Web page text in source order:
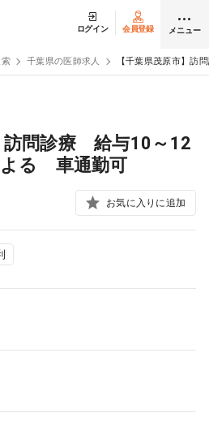
ログイン 会員登録 メニュー
支援
千葉県の医師求人 【千葉県茂原市】
訪問診療 給与10～12
る 車通勤可
お気に入りに追加